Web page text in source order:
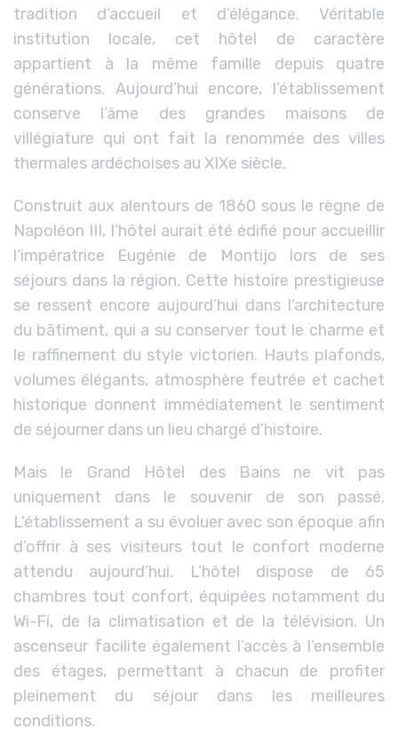
tradition d’accueil et d’élégance. Véritable
institution locale, cet hôtel de caractère
appartient à la même famille depuis quatre
générations. Aujourd’hui encore, l’établissement
conserve l’âme des grandes maisons de
villégiature qui ont fait la renommée des villes
thermales ardéchoises au XIXe siècle.
Construit aux alentours de 1860 sous le règne de
Napoléon III, l’hôtel aurait été édifié pour accueillir
l’impératrice Eugénie de Montijo lors de ses
séjours dans la région. Cette histoire prestigieuse
se ressent encore aujourd’hui dans l’architecture
du bâtiment, qui a su conserver tout le charme et
le raffinement du style victorien. Hauts plafonds,
volumes élégants, atmosphère feutrée et cachet
historique donnent immédiatement le sentiment
de séjourner dans un lieu chargé d’histoire.
Mais le Grand Hôtel des Bains ne vit pas
uniquement dans le souvenir de son passé.
L’établissement a su évoluer avec son époque afin
d’offrir à ses visiteurs tout le confort moderne
attendu aujourd’hui. L’hôtel dispose de 65
chambres tout confort, équipées notamment du
Wi-Fi, de la climatisation et de la télévision. Un
ascenseur facilite également l’accès à l’ensemble
des étages, permettant à chacun de profiter
pleinement du séjour dans les meilleures
conditions.